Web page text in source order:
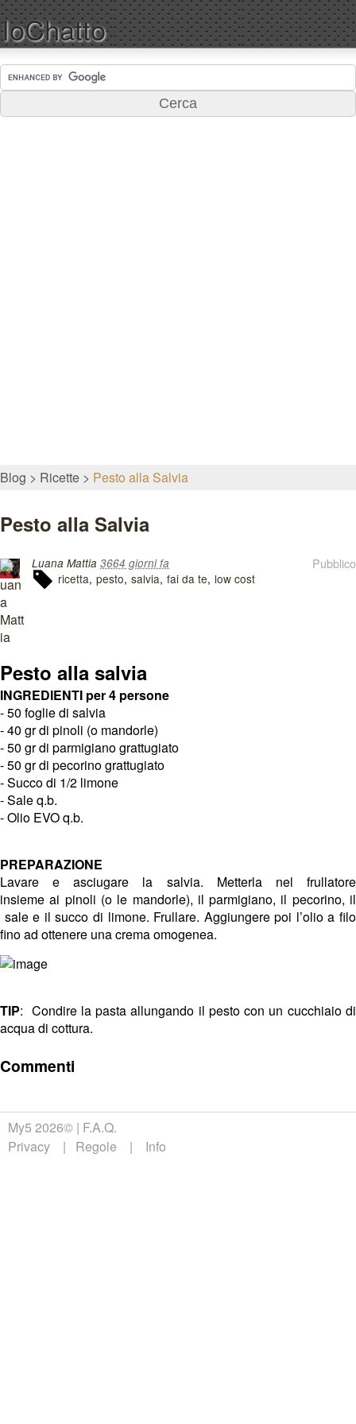
IoChatto
Blog Ricette Pesto alla Salvia
Pesto alla Salvia
Pubblico
Luana Mattia 3664 giorni fa
ricetta pesto salvia fai da te low cost
Pesto alla salvia
INGREDIENTI per 4 persone
- 50 foglie di salvia
- 40 gr di pinoli (o mandorle)
- 50 gr di parmigiano grattugiato
- 50 gr di pecorino grattugiato
- Succo di 1/2 limone
- Sale q.b.
- Olio EVO q.b.
PREPARAZIONE
Lavare e asciugare la salvia. Metterla nel frullatore
insieme ai pinoli (o le mandorle), il parmigiano, il pecorino, il
sale e il succo di limone. Frullare. Aggiungere poi l’olio a filo
fino ad ottenere una crema omogenea.
TIP: Condire la pasta allungando il pesto con un cucchiaio di
acqua di cottura.
Commenti
My5 2026© F.A.Q.
Privacy
Regole Info